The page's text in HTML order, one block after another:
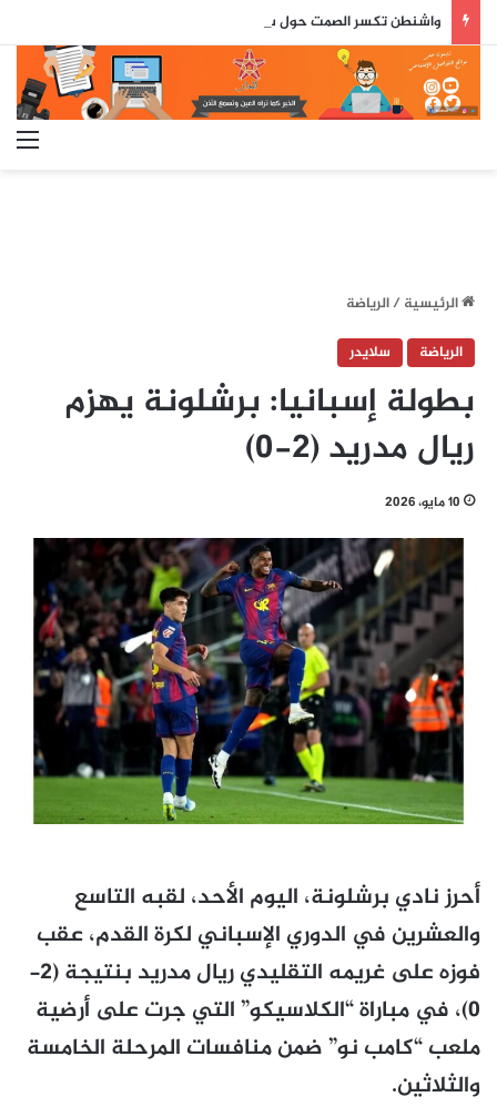
الرئيسية/الرياضة
الرياضة
سلايدر
بطولة إسبانيا: برشلونة يهزم
ريال مدريد (2-0)
10 مايو، 2026
أحرز نادي برشلونة، اليوم الأحد، لقبه التاسع
والعشرين في الدوري الإسباني لكرة القدم، عقب
فوزه على غريمه التقليدي ريال مدريد بنتيجة (2-
0)، في مباراة “الكلاسيكو” التي جرت على أرضية
ملعب “كامب نو” ضمن منافسات المرحلة الخامسة
والثلاثين.